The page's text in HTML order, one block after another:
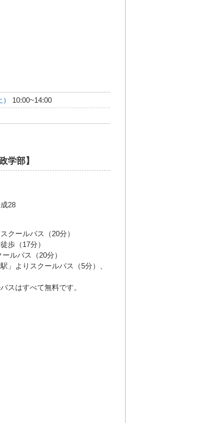
10:00~14:00
学部】
28
クールバス（20分）
歩（17分）
ルバス（20分）
」よりスクールバス（5分）、
はすべて無料です。